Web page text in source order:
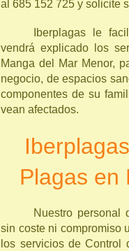
al 685 152 725 y solicite
Iberplagas le
vendrá explicado los
Manga del Mar Menor,
negocio, de espacios
componentes de su
vean afectados.
Plagas en
Nuestro personal
sin coste ni compromiso
los servicios de Control